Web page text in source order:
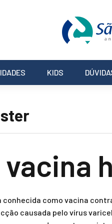
KIDS
vacina
conhecida como vacina
causada pelo vírus